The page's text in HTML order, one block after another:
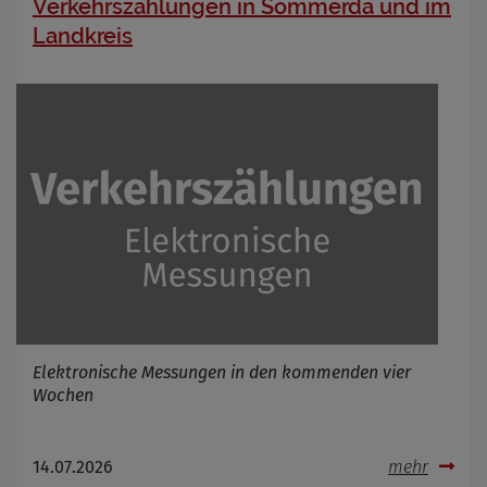
Verkehrszählungen in Sömmerda und im
Landkreis
Elektronische Messungen in den kommenden vier
Wochen
14.07.2026 mehr
OpenWeatherAPI gesetzt werden
Anbieter
Infos schließen